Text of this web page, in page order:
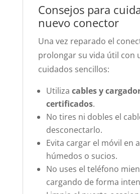
Consejos para
nuevo conector
Una vez reparado el
prolongar su vida útil con
cuidados sencillos:
Utiliza cables y
certificados.
No tires ni dobles el
desconectarlo.
Evita cargar el móvil en
húmedos o sucios.
No uses el teléfono
cargando de forma